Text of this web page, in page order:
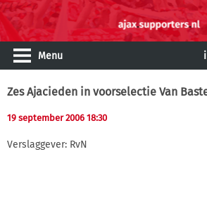
Menu
Zes Ajacieden in voorselectie Van
19 september 2006 18:30
Verslaggever: RvN